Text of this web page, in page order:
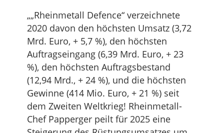
„„Rheinmetall Defence“ verzeichnete
2020 davon den höchsten Umsatz (3,72
Mrd. Euro, + 5,7 %), den höchsten
Auftragseingang (6,39 Mrd. Euro, + 23
%), den höchsten Auftragsbestand
(12,94 Mrd., + 24 %), und die höchsten
Gewinne (414 Mio. Euro, + 21 %) seit
dem Zweiten Weltkrieg! Rheinmetall-
Chef Papperger peilt für 2025 eine